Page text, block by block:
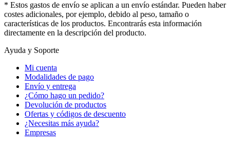
* Estos gastos de envío se aplican a un envío estándar. Pueden haber
costes adicionales, por ejemplo, debido al peso, tamaño o
características de los productos. Encontrarás esta información
directamente en la descripción del producto.
Ayuda y Soporte
Mi cuenta
Modalidades de pago
Envío y entrega
¿Cómo hago un pedido?
Devolución de productos
Ofertas y códigos de descuento
¿Necesitas más ayuda?
Empresas